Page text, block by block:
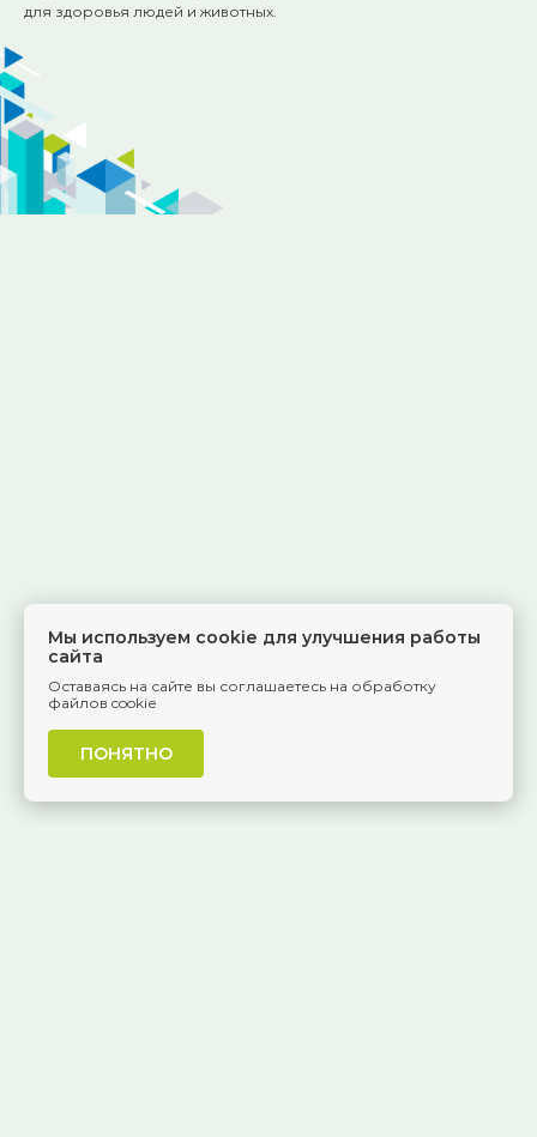
для здоровья людей и животных.
Мы используем cookie для улучшения работы
сайта
Оставаясь на сайте вы соглашаетесь на обработку
файлов cookie
ПОНЯТНО